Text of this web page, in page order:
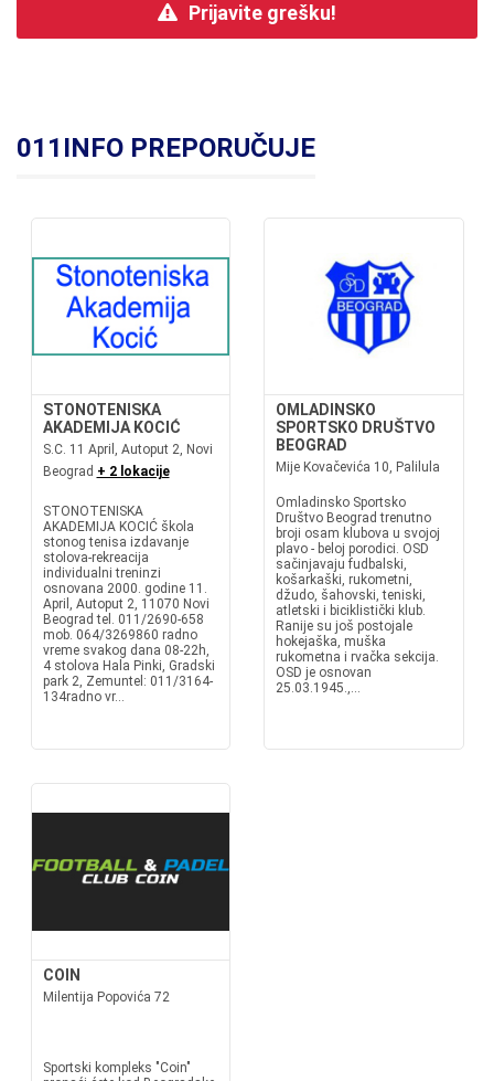
Prijavite grešku!
011INFO PREPORUČUJE
STONOTENISKA
AKADEMIJA KOCIĆ
S.C. 11 April, Autoput 2, Novi
Beograd + 2 lokacije
STONOTENISKA
AKADEMIJA KOCIĆ škola
stonog tenisa izdavanje
stolova-rekreacija
individualni treninzi
osnovana 2000. godine 11.
April, Autoput 2, 11070 Novi
Beograd tel. 011/2690-658
mob. 064/3269860 radno
vreme svakog dana 08-22h,
4 stolova Hala Pinki, Gradski
park 2, Zemuntel: 011/3164-
134radno vr...
OMLADINSKO
SPORTSKO DRUŠTVO
BEOGRAD
Mije Kovačevića 10, Palilula
Omladinsko Sportsko
Društvo Beograd trenutno
broji osam klubova u svojoj
plavo - beloj porodici. OSD
sačinjavaju fudbalski,
košarkaški, rukometni,
džudo, šahovski, teniski,
atletski i biciklistički klub.
Ranije su još postojale
hokejaška, muška
rukometna i rvačka sekcija.
OSD je osnovan
25.03.1945.,...
COIN
Milentija Popovića 72
Sportski kompleks "Coin"